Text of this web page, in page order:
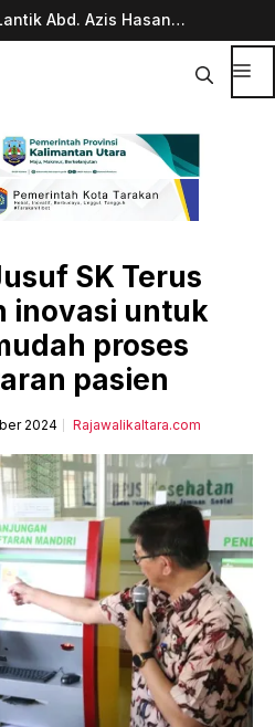
Abd. Azis Hasan
SK Terus
inovasi untuk
proses
pasien
2024 Rajawalikaltara.com